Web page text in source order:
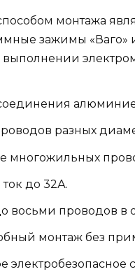
монтажа
зажимы
разных
многожильных
до 32А.
восьми проводов в
монтаж без
электробезопасное